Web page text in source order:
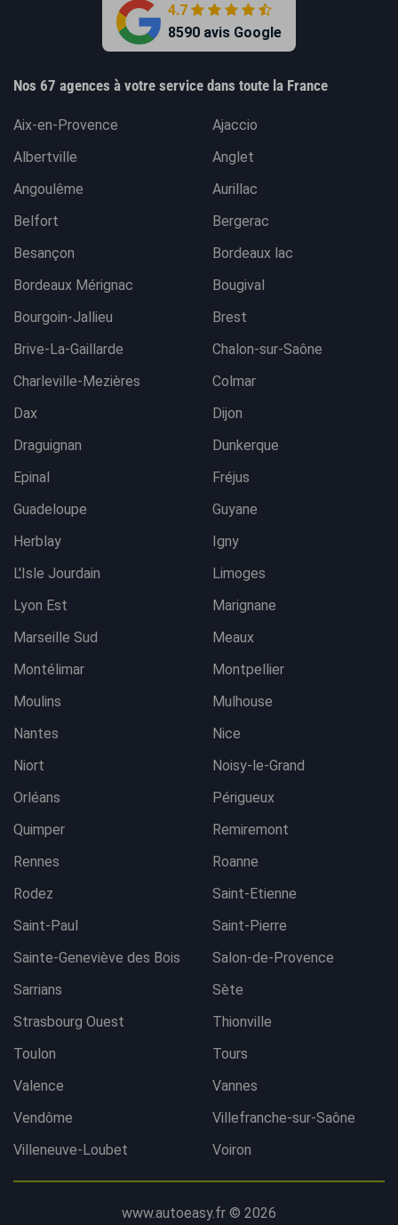
4.7
8590 avis Google
Nos 67 agences à votre service dans toute la France
Aix-en-Provence
Ajaccio
Albertville
Anglet
Angoulême
Aurillac
Belfort
Bergerac
Besançon
Bordeaux lac
Bordeaux Mérignac
Bougival
Bourgoin-Jallieu
Brest
Brive-La-Gaillarde
Chalon-sur-Saône
Charleville-Mezières
Colmar
Dax
Dijon
Draguignan
Dunkerque
Epinal
Fréjus
Guadeloupe
Guyane
Herblay
Igny
L'Isle Jourdain
Limoges
Lyon Est
Marignane
Marseille Sud
Meaux
Montélimar
Montpellier
Moulins
Mulhouse
Nantes
Nice
Niort
Noisy-le-Grand
Orléans
Périgueux
Quimper
Remiremont
Rennes
Roanne
Rodez
Saint-Etienne
Saint-Paul
Saint-Pierre
Sainte-Geneviève des Bois
Salon-de-Provence
Sarrians
Sète
Strasbourg Ouest
Thionville
Toulon
Tours
Valence
Vannes
Vendôme
Villefranche-sur-Saône
Villeneuve-Loubet
Voiron
www.autoeasy.fr © 2026